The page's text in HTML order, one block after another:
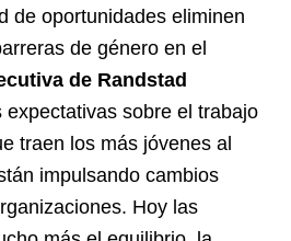
de oportunidades eliminen
de género en el
de Randstad
expectativas sobre el trabajo
traen los más jóvenes al
impulsando cambios
Hoy las